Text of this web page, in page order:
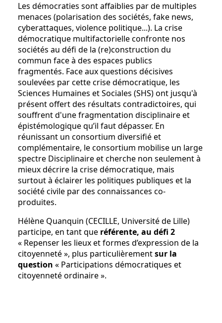
Les démocraties sont affaiblies par de multiples
menaces (polarisation des sociétés, fake news,
cyberattaques, violence politique...). La crise
démocratique multifactorielle confronte nos
sociétés au défi de la (re)construction du
commun face à des espaces publics
fragmentés. Face aux questions décisives
soulevées par cette crise démocratique, les
Sciences Humaines et Sociales (SHS) ont jusqu'à
présent offert des résultats contradictoires, qui
souffrent d'une fragmentation disciplinaire et
épistémologique qu’il faut dépasser. En
réunissant un consortium diversifié et
complémentaire, le consortium mobilise un large
spectre Disciplinaire et cherche non seulement à
mieux décrire la crise démocratique, mais
surtout à éclairer les politiques publiques et la
société civile par des connaissances co-
produites.
Hélène Quanquin (CECILLE, Université de Lille)
participe, en tant que référente, au défi 2
« Repenser les lieux et formes d’expression de la
citoyenneté », plus particulièrementsur la
question « Participations démocratiques et
citoyenneté ordinaire ».